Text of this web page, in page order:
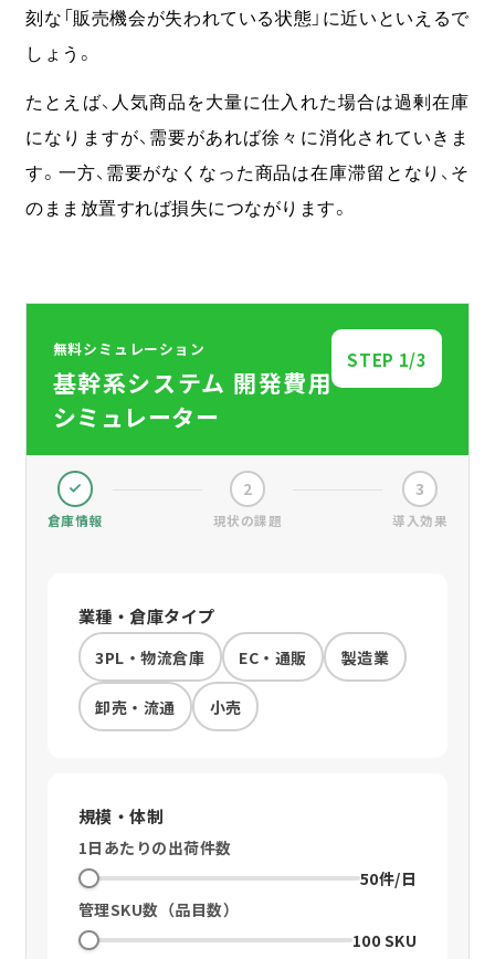
刻な「販売機会が失われている状態」に近いといえるで
しょう。
たとえば、人気商品を大量に仕入れた場合は過剰在庫
になりますが、需要があれば徐々に消化されていきま
す。一方、需要がなくなった商品は在庫滞留となり、そ
のまま放置すれば損失につながります。
無料シミュレーション
基幹系システム 開発費用
シミュレーター
STEP 1/3
倉庫情報
2
現状の課題
3
導入効果
業種・倉庫タイプ
3PL・物流倉庫 EC・通販 製造業
卸売・流通 小売
規模・体制
1日あたりの出荷件数
50件/日
管理SKU数（品目数）
100 SKU